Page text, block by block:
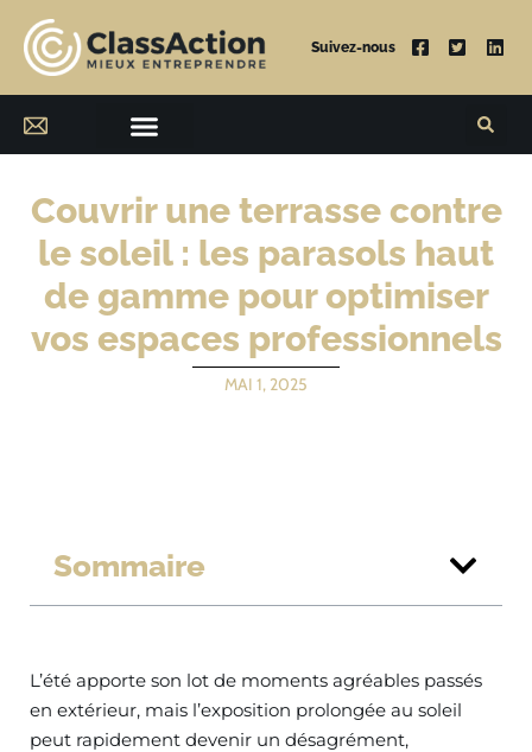
Suivez-nous
Couvrir une terrasse contre
le soleil : les parasols haut
de gamme pour optimiser
vos espaces professionnels
MAI 1, 2025
Sommaire
L’été apporte son lot de moments agréables passés
en extérieur, mais l’exposition prolongée au soleil
peut rapidement devenir un désagrément,